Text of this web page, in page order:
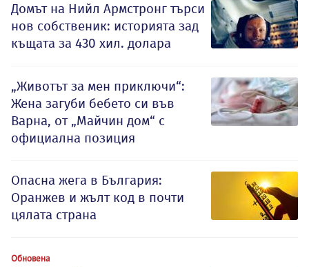
Домът на Нийл Армстронг търси
нов собственик: историята зад
къщата за 430 хил. долара
„Животът за мен приключи“:
Жена загуби бебето си във
Варна, от „Майчин дом“ с
официална позиция
Опасна жега в България:
Оранжев и жълт код в почти
цялата страна
Обновена